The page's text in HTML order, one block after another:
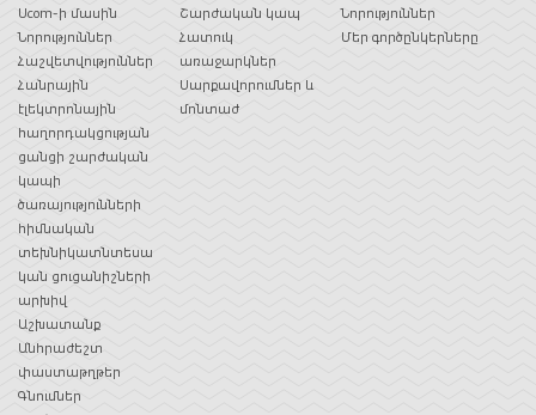
Ucom-ի մասին
Նորություններ
Հաշվետվություններ
Հանրային
էլեկտրոնային
հաղորդակցության
ցանցի շարժական
կապի
ծառայությունների
հիմնական
տեխնիկատնտեսա
կան ցուցանիշների
արխիվ
Աշխատանք
Անհրաժեշտ
փաստաթղթեր
Գնումներ
Շարժական կապ
Հատուկ
առաջարկներ
Սարքավորումներ և
մոնտաժ
Նորություններ
Մեր գործընկերները